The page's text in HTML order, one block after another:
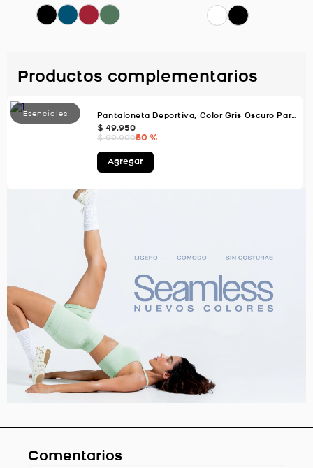
Productos complementarios
Pantaloneta Deportiva, Color Gris Oscuro Para Hombre
$ 49.950
$ 99.90050 %
Agregar
Comentarios